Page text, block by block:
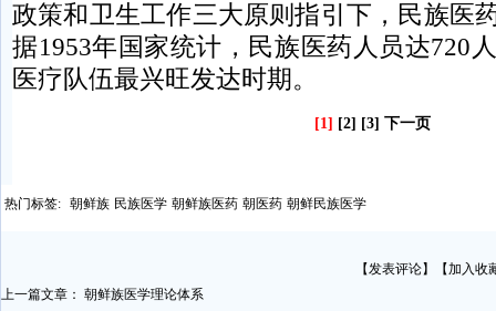
政策和卫生工作三大原则指引下，民族医
据1953年国家统计，民族医药人员达720
医疗队伍最兴旺发达时期。
[1] [2] [3] 下一页
热门标签: 朝鲜族 民族医学 朝鲜族医药 朝医药 朝鲜民族医学
【发表评论】【加入收
上一篇文章： 朝鲜族医学理论体系